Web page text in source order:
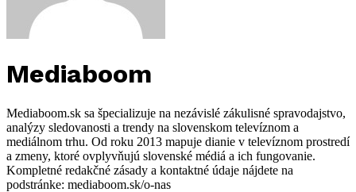
Mediaboom
Mediaboom.sk sa špecializuje na nezávislé zákulisné spravodajstvo,
analýzy sledovanosti a trendy na slovenskom televíznom a
mediálnom trhu. Od roku 2013 mapuje dianie v televíznom prostredí
a zmeny, ktoré ovplyvňujú slovenské médiá a ich fungovanie.
Kompletné redakčné zásady a kontaktné údaje nájdete na
podstránke: mediaboom.sk/o-nas